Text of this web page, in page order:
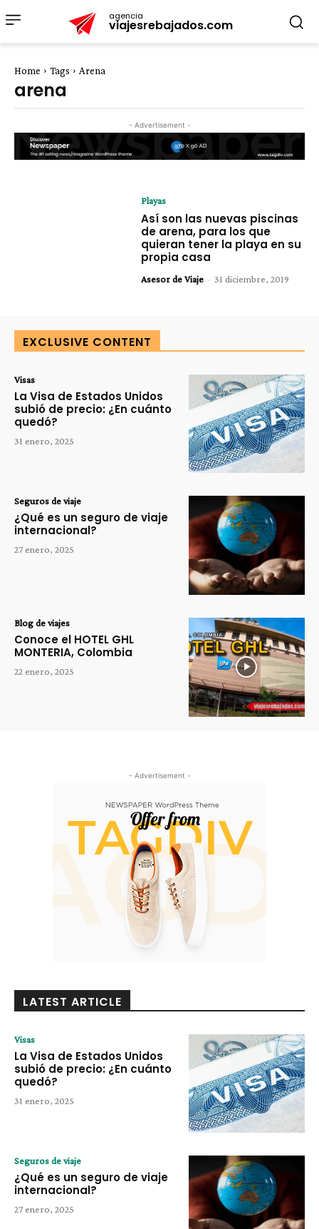
agencia
viajesrebajados.com
Home Tags Arena
arena
- Advertisement -
Playas
Así son las nuevas piscinas
de arena, para los que
quieran tener la playa en su
propia casa
Asesor de Viaje - 31 diciembre, 2019
EXCLUSIVE CONTENT
Visas
La Visa de Estados Unidos
subió de precio: ¿En cuánto
quedó?
31 enero, 2025
Seguros de viaje
¿Qué es un seguro de viaje
internacional?
27 enero, 2025
Blog de viajes
Conoce el HOTEL GHL
MONTERIA, Colombia
22 enero, 2025
- Advertisement -
LATEST ARTICLE
Visas
La Visa de Estados Unidos
subió de precio: ¿En cuánto
quedó?
31 enero, 2025
Seguros de viaje
¿Qué es un seguro de viaje
internacional?
27 enero, 2025